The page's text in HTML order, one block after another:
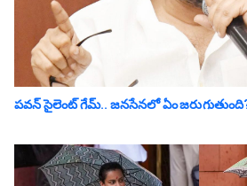
ప‌వ‌న్ సైలెంట్ గేమ్‌.. జ‌న‌సేన‌లో ఏం